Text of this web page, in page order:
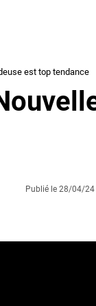
est top tendance
Publié le 28/04/24